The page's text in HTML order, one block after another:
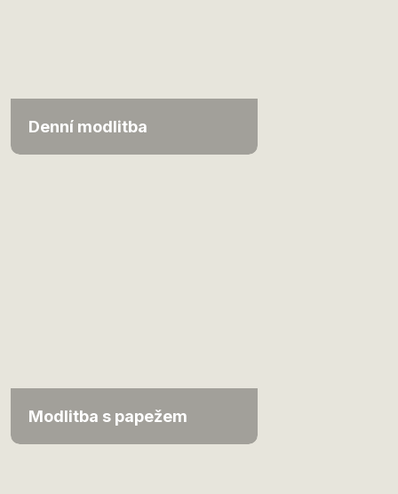
Denní modlitba
Modlitba s papežem